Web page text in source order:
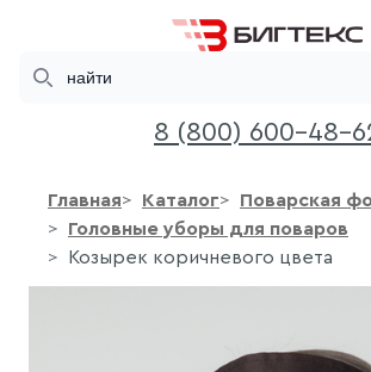
8 (800) 600-48-
Главная Каталог
Поварская
Головные уборы для поваров
Козырек коричневого цвета